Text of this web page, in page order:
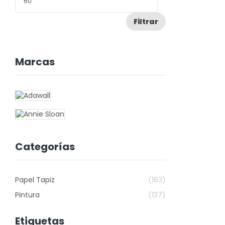
Filtrar
Marcas
Categorías
Papel Tapiz
(163)
Pintura
(137)
Etiquetas